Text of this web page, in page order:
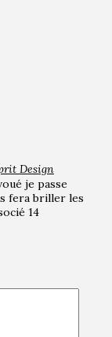
Design
je passe
fera briller les
14